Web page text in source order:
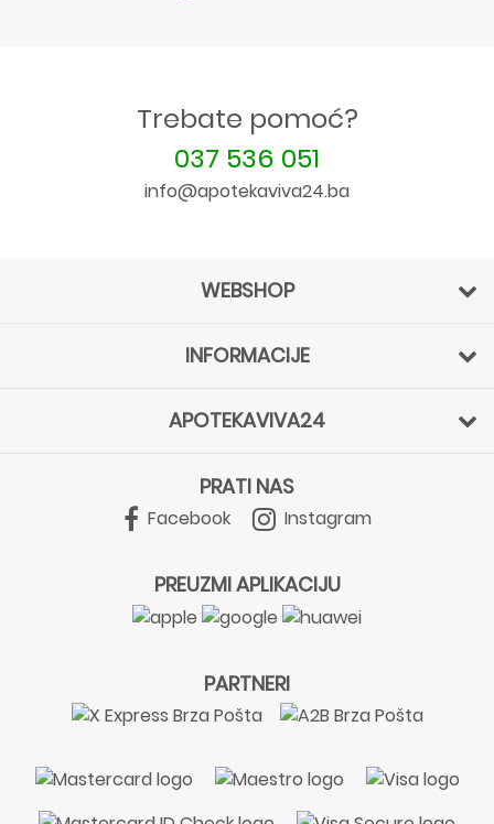
Trebate pomoć?
037 536 051
info@apotekaviva24.ba
WEBSHOP
INFORMACIJE
APOTEKAVIVA24
PRATI NAS
Facebook Instagram
PREUZMI APLIKACIJU
PARTNERI